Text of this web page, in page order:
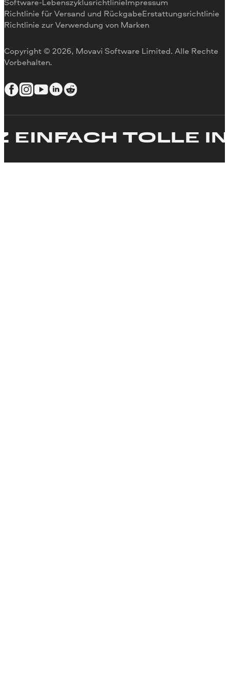
Video umkehren
Video stabilisieren
Text zum Video hinzufügen
Video erstellen
Copyright © 2026, Movavi Software Limited. Alle Rechte
Vorbehalten.
Richtlinie für Versand und RückgabeErstattungsrichtlinie
Richtlinie zur Verwendung von Marken
TOLLE